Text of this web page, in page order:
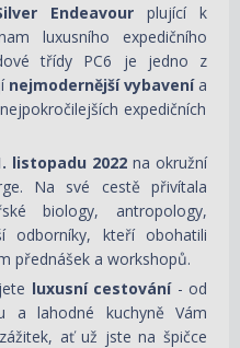
Endeavourplující k
luxusního expedičního
třídy PC6 je jedno z
nejmodernější vybavení a
expedičních
listopadu 2022 na okružní
Na své cestě přivítala
biology, antropology,
odborníky, kteří obohatili
přednášek a workshopů.
luxusní cestování- od
a lahodné kuchyně Vám
ať už jste na špičce